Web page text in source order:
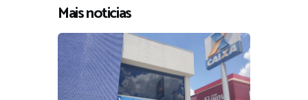
Mais noticias